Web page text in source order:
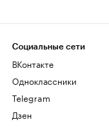
Социальные сети
ВКонтакте
Одноклассники
Telegram
Дзен